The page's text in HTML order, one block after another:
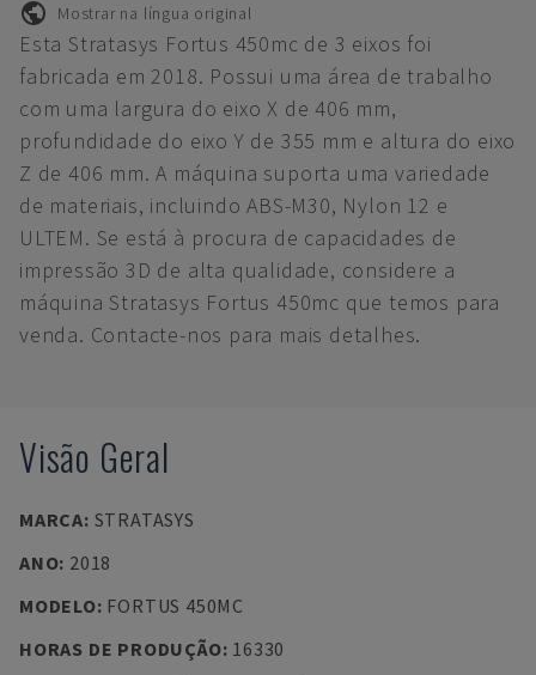
Mostrar na língua original
Esta Stratasys Fortus 450mc de 3 eixos foi
fabricada em 2018. Possui uma área de trabalho
com uma largura do eixo X de 406 mm,
profundidade do eixo Y de 355 mm e altura do eixo
Z de 406 mm. A máquina suporta uma variedade
de materiais, incluindo ABS-M30, Nylon 12 e
ULTEM. Se está à procura de capacidades de
impressão 3D de alta qualidade, considere a
máquina Stratasys Fortus 450mc que temos para
venda. Contacte-nos para mais detalhes.
Visão Geral
MARCA: STRATASYS
ANO: 2018
MODELO: FORTUS 450MC
HORAS DE PRODUÇÃO: 16330